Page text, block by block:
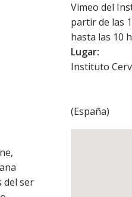
del ser
Vimeo del
partir de las
hasta las 10
Lugar:
Instituto
(España)